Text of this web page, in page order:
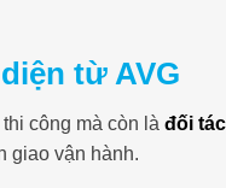
từ AVG
công mà còn là đối
giao vận hành.